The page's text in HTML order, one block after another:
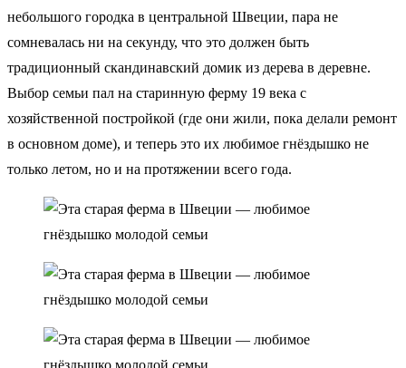
небольшого городка в центральной Швеции, пара не
сомневалась ни на секунду, что это должен быть
традиционный скандинавский домик из дерева в деревне.
Выбор семьи пал на старинную ферму 19 века с
хозяйственной постройкой (где они жили, пока делали ремонт
в основном доме), и теперь это их любимое гнёздышко не
только летом, но и на протяжении всего года.